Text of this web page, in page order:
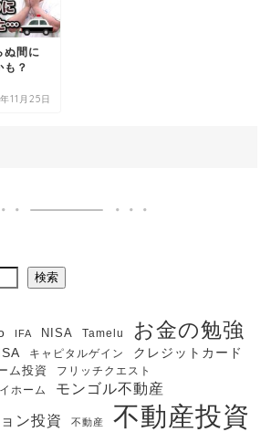
間に
も？
11月25日
検索
IFA NISA Tamelu お金の勉強
キャピタルゲイン クレジットカード
ム投資 フリッチクエスト
ホーム モンゴル不動産
ン投資 不動産 不動産投資